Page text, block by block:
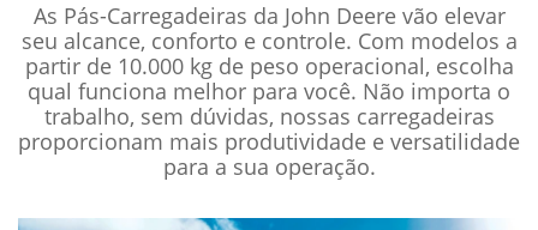
As Pás-Carregadeiras da John Deere vão elevar
seu alcance, conforto e controle. Com modelos a
partir de 10.000 kg de peso operacional, escolha
qual funciona melhor para você. Não importa o
trabalho, sem dúvidas, nossas carregadeiras
proporcionam mais produtividade e versatilidade
para a sua operação.